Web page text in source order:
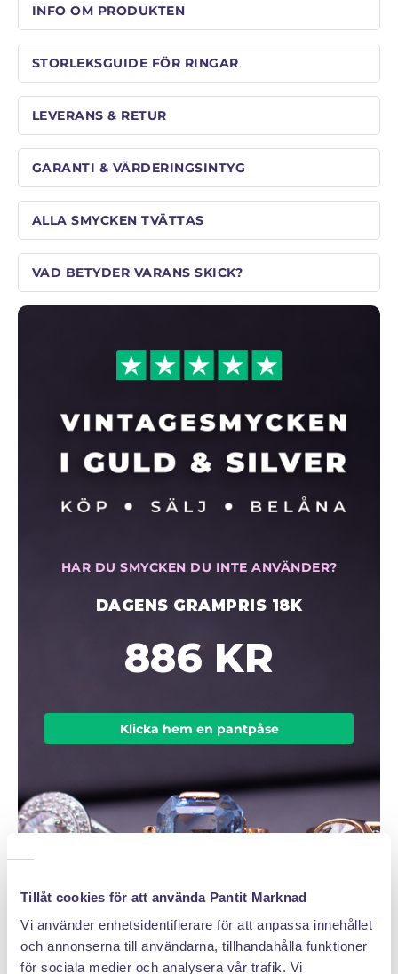
Tillåt cookies för att använda Pantit Marknad
Vi använder enhetsidentifierare för att anpassa innehållet
och annonserna till användarna, tillhandahålla funktioner
för sociala medier och analysera vår trafik. Vi
INFO OM PRODUKTEN
STORLEKSGUIDE FÖR RINGAR
LEVERANS & RETUR
GARANTI & VÄRDERINGSINTYG
ALLA SMYCKEN TVÄTTAS
VAD BETYDER VARANS SKICK?
HAR DU SMYCKEN DU INTE ANVÄNDER?
DAGENS GRAMPRIS 18K
886 KR
Klicka hem en pantpåse